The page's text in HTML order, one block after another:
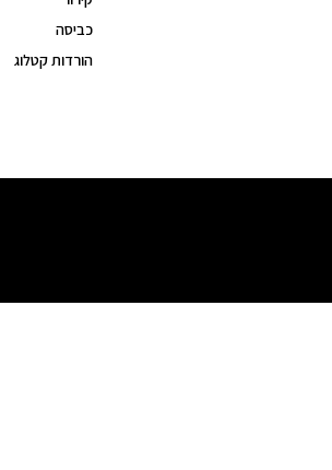
כביסה
הורדות קטלוג